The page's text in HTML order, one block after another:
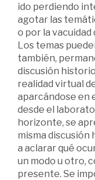
ido perdiendo
agotar las
o por la
Los temas
también,
discusión
realidad virtual
aparcándose en
desde el
horizonte, se
misma
a aclarar qué
un modo u otro,
presente. Se